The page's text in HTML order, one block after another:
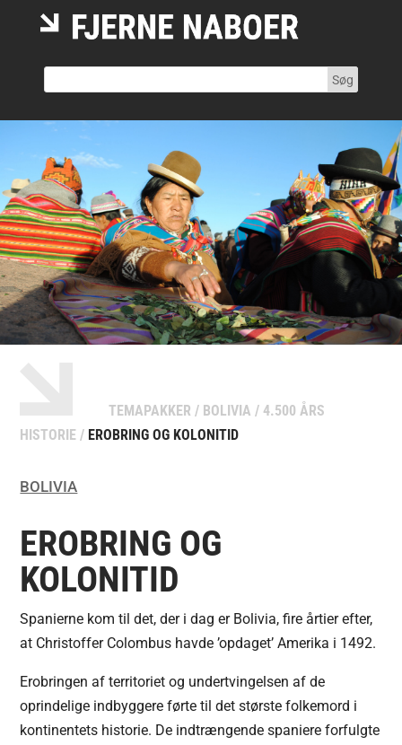
TEMAPAKKER / BOLIVIA / 4.500 ÅRS
HISTORIE / EROBRING OG KOLONITID
BOLIVIA
EROBRING OG
KOLONITID
Spanierne kom til det, der i dag er Bolivia, fire årtier efter,
at Christoffer Colombus havde ’opdaget’ Amerika i 1492.
Erobringen af territoriet og undertvingelsen af de
oprindelige indbyggere førte til det største folkemord i
kontinentets historie. De indtrængende spaniere forfulgte